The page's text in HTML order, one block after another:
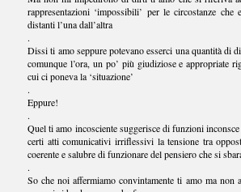
rappresentazioni ‘impossibili’ per le circostanze
distanti l’una dall’altra
.
Dissi ti amo seppure potevano esserci una quantità di
comunque l’ora, un po’ più giudiziose e appropriate
cui ci poneva la ‘situazione’
.
Eppure!
.
Quel ti amo incosciente suggerisce di funzioni
certi atti comunicativi irriflessivi la tensione tra
coerente e salubre di funzionare del pensiero che si
.
So che noi affermiamo convintamente ti amo ma non